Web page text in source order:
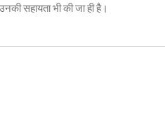
सहायता भी की जा ही है।